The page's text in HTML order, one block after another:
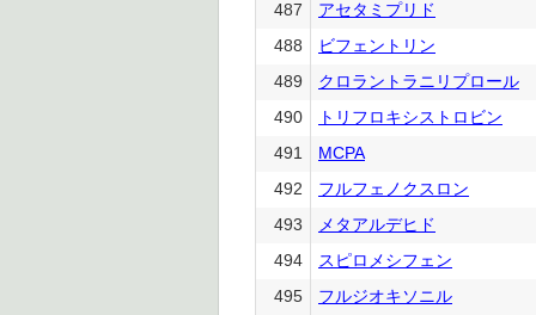
487
アセタミプリド
488
ビフェントリン
489
クロラントラニリプロール
490
トリフロキシストロビン
491
MCPA
492
フルフェノクスロン
493
メタアルデヒド
494
スピロメシフェン
495
フルジオキソニル